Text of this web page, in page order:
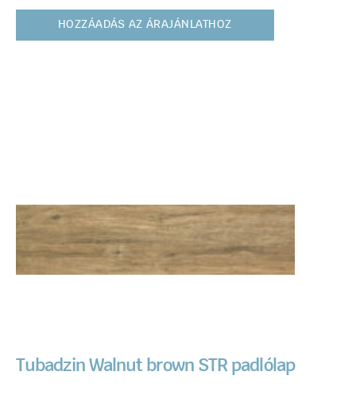
HOZZÁADÁS AZ ÁRAJÁNLATHOZ
Tubadzin Walnut brown STR padlólap